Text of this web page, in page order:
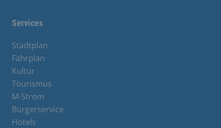
Services
Stadtplan
Fahrplan
Kultur
Tourismus
M-Strom
Bürgerservice
Hotels